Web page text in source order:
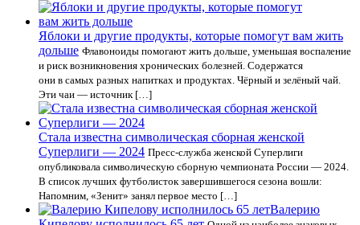
Яблоки и другие продукты, которые помогут вам жить
дольше Флавоноиды помогают жить дольше, уменьшая воспаление
и риск возникновения хронических болезней. Содержатся
они в самых разных напитках и продуктах. Чёрный и зелёный чай.
Эти чаи — источник […]
Стала известна символическая сборная женской
Суперлиги — 2024 Пресс-служба женской Суперлиги
опубликовала символическую сборную чемпионата России — 2024.
В список лучших футболисток завершившегося сезона вошли:
Напомним, «Зенит» занял первое место […]
Валерию